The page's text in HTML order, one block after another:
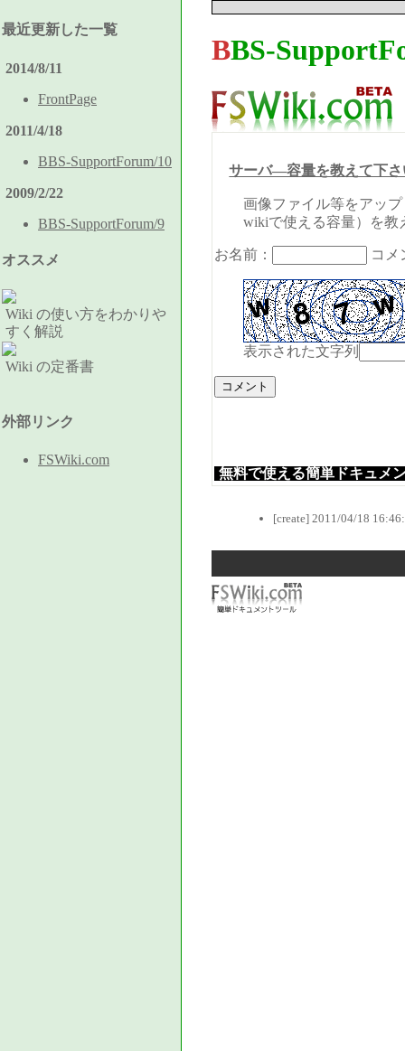
BBS-
サーバ―容量を教えて下さ
画像ファイル等をアッ
wikiで使える容量）を教
お名前： コメ
表示された文字列
無料で使える簡単ドキュメ
[create] 2011/04/18
最近更新した一覧
2014/8/11
FrontPage
2011/4/18
BBS-SupportForum/10
2009/2/22
BBS-SupportForum/9
オススメ
Wiki の使い方をわかりや
すく解説
Wiki の定番書
外部リンク
FSWiki.com